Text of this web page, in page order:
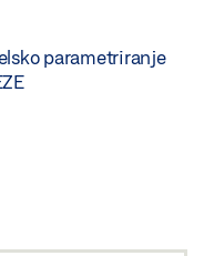
parametriranje